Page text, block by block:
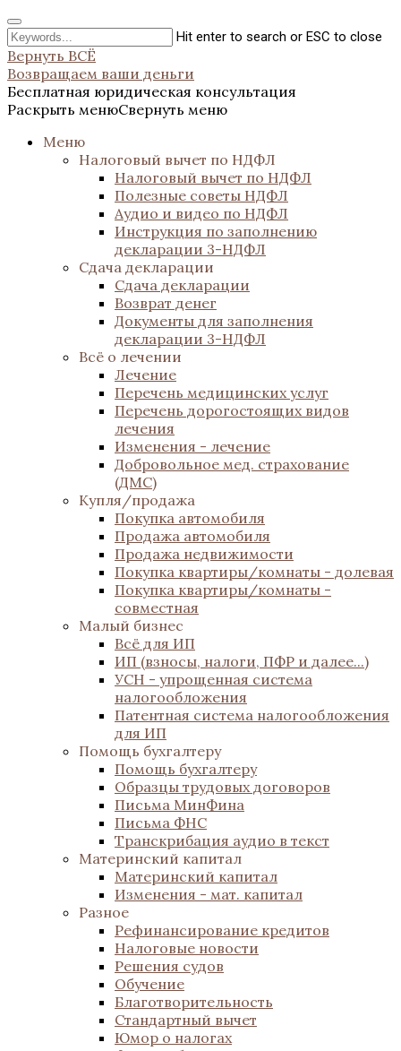
Hit enter to search or ESC to close
Вернуть ВСЁ
Возвращаем ваши деньги
Бесплатная юридическая консультация
Раскрыть менюСвернуть меню
Меню
Налоговый вычет по НДФЛ
Налоговый вычет по НДФЛ
Полезные советы НДФЛ
Аудио и видео по НДФЛ
Инструкция по заполнению
декларации 3-НДФЛ
Сдача декларации
Сдача декларации
Возврат денег
Документы для заполнения
декларации 3-НДФЛ
Всё о лечении
Лечение
Перечень медицинских услуг
Перечень дорогостоящих видов
лечения
Изменения - лечение
Добровольное мед. страхование
(ДМС)
Купля/продажа
Покупка автомобиля
Продажа автомобиля
Продажа недвижимости
Покупка квартиры/комнаты - долевая
Покупка квартиры/комнаты -
совместная
Малый бизнес
Всё для ИП
ИП (взносы, налоги, ПФР и далее...)
УСН - упрощенная система
налогообложения
Патентная система налогообложения
для ИП
Помощь бухгалтеру
Помощь бухгалтеру
Образцы трудовых договоров
Письма МинФина
Письма ФНС
Транскрибация аудио в текст
Материнский капитал
Материнский капитал
Изменения - мат. капитал
Разное
Рефинансирование кредитов
Налоговые новости
Решения судов
Обучение
Благотворительность
Стандартный вычет
Юмор о налогах